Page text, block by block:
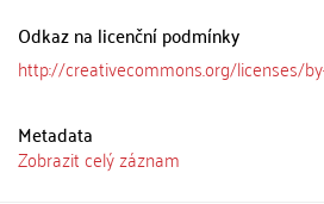
Odkaz na licenční podmínky
http://creativecommons.org/licenses/
Metadata
Zobrazit celý záznam